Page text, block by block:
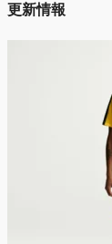
更新情報